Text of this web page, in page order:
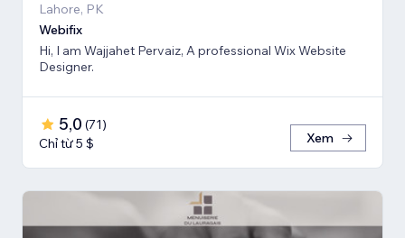
Lahore, PK
Webifix
Hi, I am Wajjahet Pervaiz, A professional Wix Website
Designer.
5,0 (71)
Chỉ từ 5 $
Xem